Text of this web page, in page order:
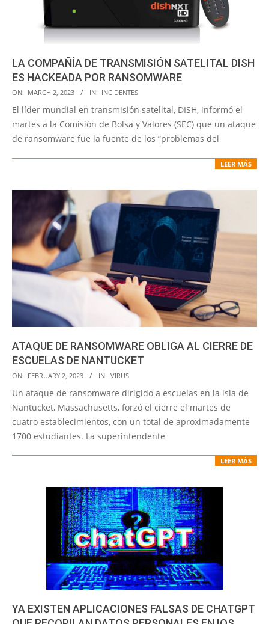
LA COMPAÑÍA DE TRANSMISIÓN SATELITAL DISH
ES HACKEADA POR RANSOMWARE
2023-
03-
02
ON: MARCH 2, 2023 IN: INCIDENTES
El líder mundial en transmisión satelital, DISH, informó el
martes a la Comisión de Bolsa y Valores (SEC) que un ataque
de ransomware fue la fuente de los “problemas del
LEER MÁS
ATAQUE DE RANSOMWARE OBLIGA AL CIERRE DE
ESCUELAS DE NANTUCKET
2023-
02-
02
ON: FEBRUARY 2, 2023 IN: VIRUS
Un ataque de ransomware dirigido a escuelas en la isla de
Nantucket, Massachusetts, forzó el cierre el martes de
cuatro establecimientos, con un total de aproximadamente
1700 estudiantes. La superintendente
LEER MÁS
YA EXISTEN APLICACIONES FALSAS DE CHATGPT